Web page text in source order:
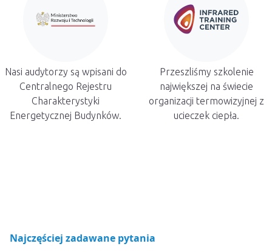
Nasi audytorzy są wpisani do
Centralnego Rejestru
Charakterystyki
Energetycznej Budynków.
Przeszliśmy szkolenie
największej na świecie
organizacji termowizyjnej z
ucieczek ciepła.
Najczęściej zadawane pytania